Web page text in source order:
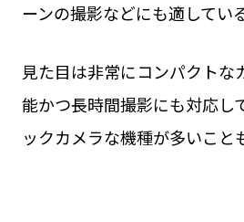
ーンの撮影などにも適してい
見た目は非常にコンパクトな
能かつ長時間撮影にも対応し
ックカメラな機種が多いこと